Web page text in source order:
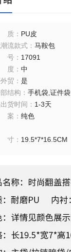
： PU皮
流款式 ： 马鞍包
： 17091
： 中
贸 ： 是
结构 ： 手机袋,证件袋
货时间 ： 1-3天
： 纯色
： 19.5*7*16.5CM